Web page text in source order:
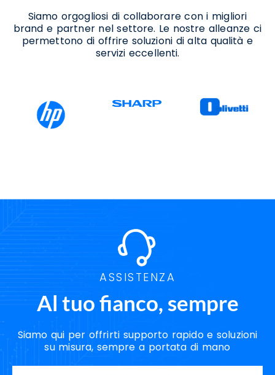
Siamo orgogliosi di collaborare con i migliori
brand e partner nel settore. Le nostre alleanze ci
permettono di offrire soluzioni di alta qualità e
servizi eccellenti.
ASSISTENZA
Al tuo fianco, sempre
Siamo qui per offrirti supporto rapido e soluzioni
su misura, sempre a portata di mano